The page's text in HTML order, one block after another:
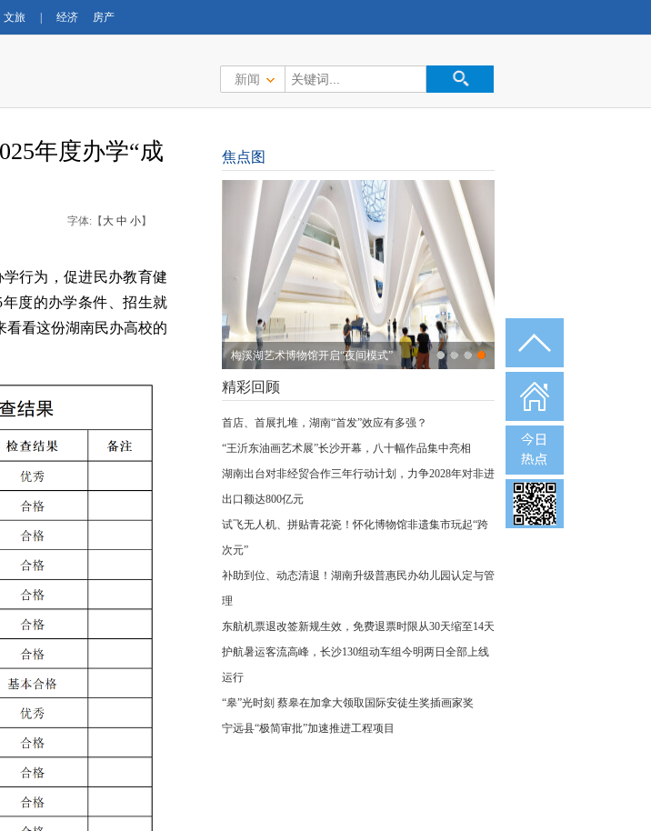
文旅 经济 房产
新闻
年度办学“成
字体:【 大 中 小】
行为，促进民办教育健
度的办学条件、招生就
看看这份湖南民办高校的
焦点图
梅溪湖艺术博物馆开启“夜间模式”
精彩回顾
首店、首展扎堆，湖南“首发”效应有多强？
“王沂东油画艺术展”长沙开幕，八十幅作品集中亮相
湖南出台对非经贸合作三年行动计划，力争2028年对非进
出口额达800亿元
试飞无人机、拼贴青花瓷！怀化博物馆非遗集市玩起“跨
次元”
补助到位、动态清退！湖南升级普惠民办幼儿园认定与管
理
东航机票退改签新规生效，免费退票时限从30天缩至14天
护航暑运客流高峰，长沙130组动车组今明两日全部上线
运行
“皋”光时刻 蔡皋在加拿大领取国际安徒生奖插画家奖
宁远县“极简审批”加速推进工程项目